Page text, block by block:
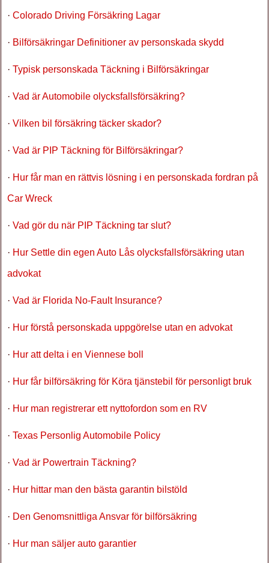
· Colorado Driving Försäkring Lagar
· Bilförsäkringar Definitioner av personskada skydd
· Typisk personskada Täckning i Bilförsäkringar
· Vad är Automobile olycksfallsförsäkring?
· Vilken bil försäkring täcker skador?
· Vad är PIP Täckning för Bilförsäkringar?
· Hur får man en rättvis lösning i en personskada fordran på
Car Wreck
· Vad gör du när PIP Täckning tar slut?
· Hur Settle din egen Auto Lås olycksfallsförsäkring utan
advokat
· Vad är Florida No-Fault Insurance?
· Hur förstå personskada uppgörelse utan en advokat
· Hur att delta i en Viennese boll
· Hur får bilförsäkring för Köra tjänstebil för personligt bruk
· Hur man registrerar ett nyttofordon som en RV
· Texas Personlig Automobile Policy
· Vad är Powertrain Täckning?
· Hur hittar man den bästa garantin bilstöld
· Den Genomsnittliga Ansvar för bilförsäkring
· Hur man säljer auto garantier